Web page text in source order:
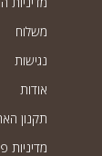
משלוח
נגישות
אודות
תקנון
מדיניות